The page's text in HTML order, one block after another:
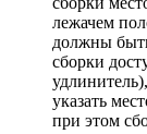
лежачем
должны
сборки
указать
при этом